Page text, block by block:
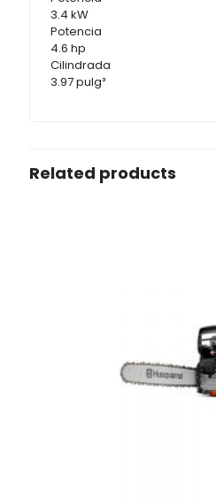
3.4 kW
Potencia
4.6 hp
Cilindrada
3.97 pulg³
Related products